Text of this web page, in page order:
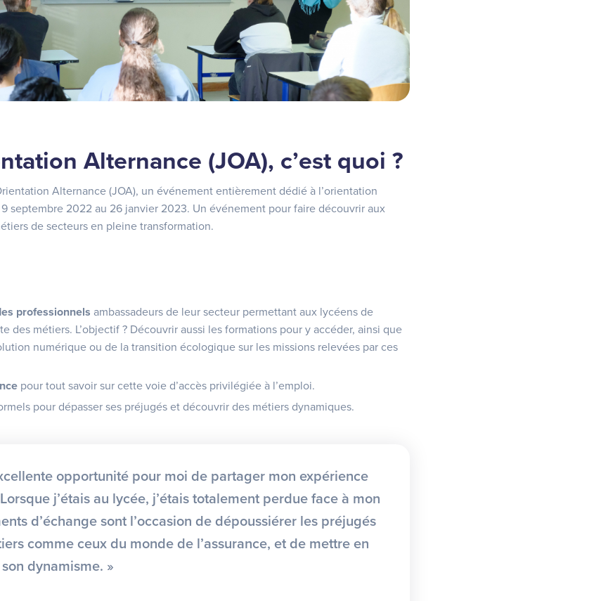
Alternance (JOA), c’est quoi ?
Alternance (JOA), un événement entièrement dédié à l’orientation
septembre 2022 au 26 janvier 2023. Un événement pour faire découvrir aux
de secteurs en pleine transformation.
professionnels ambassadeurs de leur secteur permettant aux lycéens de
des métiers. L’objectif ? Découvrir aussi les formations pour y accéder, ainsi que
numérique ou de la transition écologique sur les missions relevées par ces
pour tout savoir sur cette voie d’accès privilégiée à l’emploi.
pour dépasser ses préjugés et découvrir des métiers dynamiques.
opportunité pour moi de partager mon expérience
j’étais au lycée, j’étais totalement perdue face à mon
d’échange sont l’occasion de dépoussiérer les préjugés
comme ceux du monde de l’assurance, et de mettre en
dynamisme. »